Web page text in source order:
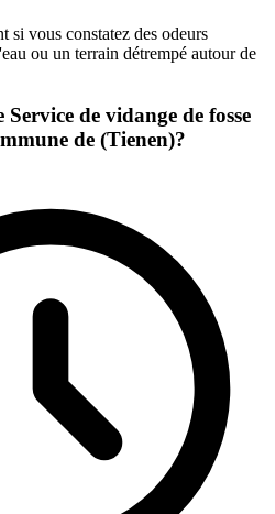
si vous constatez des odeurs
ou un terrain détrempé autour de
de vidange de fosse
de (Tienen)?